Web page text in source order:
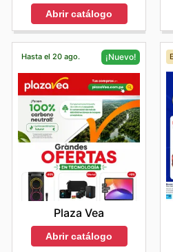
Abrir catálogo
Hasta el 20 ago. ¡Nuevo!
Plaza Vea
Abrir catálogo